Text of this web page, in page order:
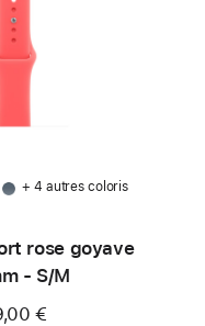
+ 4 autres coloris
rose goyave
- S/M
€